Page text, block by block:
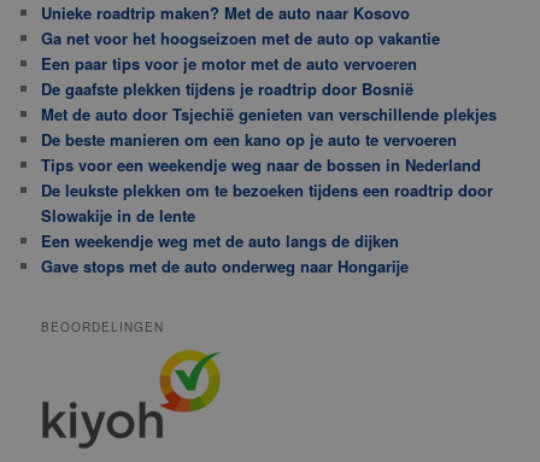
Unieke roadtrip maken? Met de auto naar Kosovo
Ga net voor het hoogseizoen met de auto op vakantie
Een paar tips voor je motor met de auto vervoeren
De gaafste plekken tijdens je roadtrip door Bosnië
Met de auto door Tsjechië genieten van verschillende plekjes
De beste manieren om een kano op je auto te vervoeren
Tips voor een weekendje weg naar de bossen in Nederland
De leukste plekken om te bezoeken tijdens een roadtrip door
Slowakije in de lente
Een weekendje weg met de auto langs de dijken
Gave stops met de auto onderweg naar Hongarije
BEOORDELINGEN